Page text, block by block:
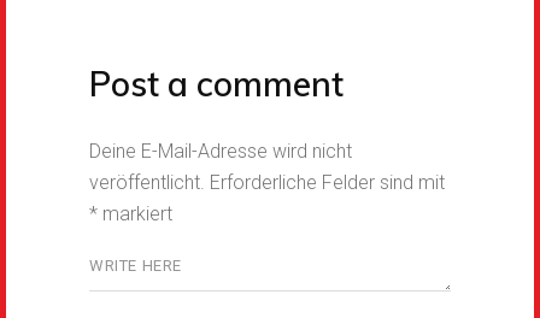
Post a comment
Deine E-Mail-Adresse wird nicht
veröffentlicht. Erforderliche Felder sind mit
* markiert